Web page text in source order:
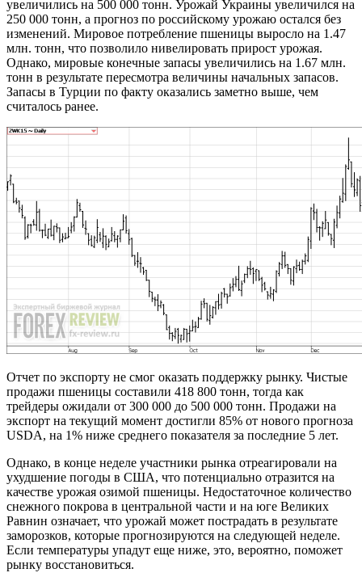
увеличились на 500 000 тонн. Урожай Украины увеличился на
250 000 тонн, а прогноз по российскому урожаю остался без
изменений. Мировое потребление пшеницы выросло на 1.47
млн. тонн, что позволило нивелировать прирост урожая.
Однако, мировые конечные запасы увеличились на 1.67 млн.
тонн в результате пересмотра величины начальных запасов.
Запасы в Турции по факту оказались заметно выше, чем
считалось ранее.
Отчет по экспорту не смог оказать поддержку рынку. Чистые
продажи пшеницы составили 418 800 тонн, тогда как
трейдеры ожидали от 300 000 до 500 000 тонн. Продажи на
экспорт на текущий момент достигли 85% от нового прогноза
USDA, на 1% ниже среднего показателя за последние 5 лет.
Однако, в конце неделе участники рынка отреагировали на
ухудшение погоды в США, что потенциально отразится на
качестве урожая озимой пшеницы. Недостаточное количество
снежного покрова в центральной части и на юге Великих
Равнин означает, что урожай может пострадать в результате
заморозков, которые прогнозируются на следующей неделе.
Если температуры упадут еще ниже, это, вероятно, поможет
рынку восстановиться.